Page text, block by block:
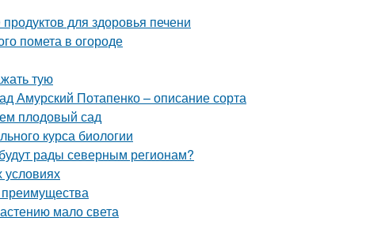
для здоровья печени
помета в огороде
тую
Амурский Потапенко – описание сорта
плодовый сад
курса биологии
рады северным регионам?
мало света